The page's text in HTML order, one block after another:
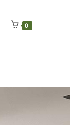
Drueckerpro
Luftkuhlen Zauberfan
0